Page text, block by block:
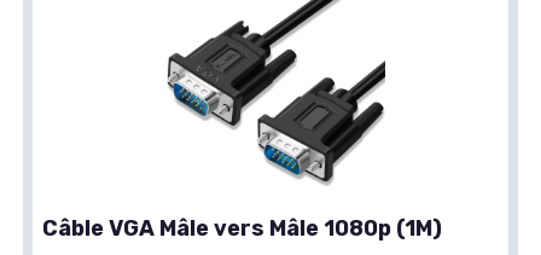
Câble VGA Mâle vers Mâle 1080p (1M)